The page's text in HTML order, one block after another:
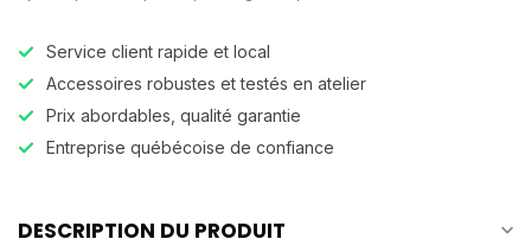
Service client rapide et local
Accessoires robustes et testés en atelier
Prix abordables, qualité garantie
Entreprise québécoise de confiance
DESCRIPTION DU PRODUIT